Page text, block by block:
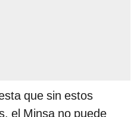
que sin estos
el Minsa no puede